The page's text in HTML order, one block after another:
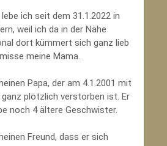
ich seit dem 31.1.2022 in
weil ich da in der Nähe
dort kümmert sich ganz lieb
meine Mama.
Papa, der am 4.1.2001 mit
plötzlich verstorben ist. Er
noch 4 ältere Geschwister.
Freund, dass er sich